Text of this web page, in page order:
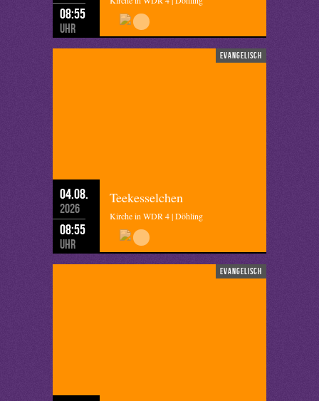
08:55
Uhr
evangelisch
04.08.
2026
08:55
Uhr
Teekesselchen
Kirche in WDR 4 | Döhling
evangelisch